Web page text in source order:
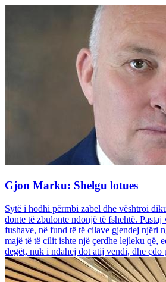
Gjon Marku: Shelgu lotues
Sytë i hodhi përmbi zabel dhe vështroi
donte të zbulonte ndonjë të fshehtë.
fushave, në fund të të cilave gjendej njëri
majë të të cilit ishte një çerdhe lejleku që,
degët, nuk i ndahej dot atij vendi, dhe çdo